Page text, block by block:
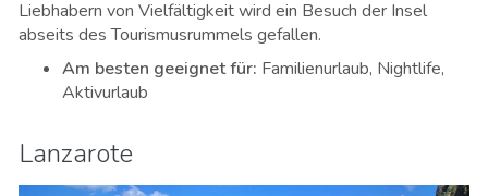
Liebhabern von Vielfältigkeit wird ein Besuch der Insel
abseits des Tourismusrummels gefallen.
Am besten geeignet für: Familienurlaub, Nightlife,
Aktivurlaub
Lanzarote